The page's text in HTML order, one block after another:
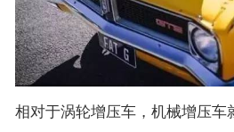
相对于涡轮增压车，机械增压车